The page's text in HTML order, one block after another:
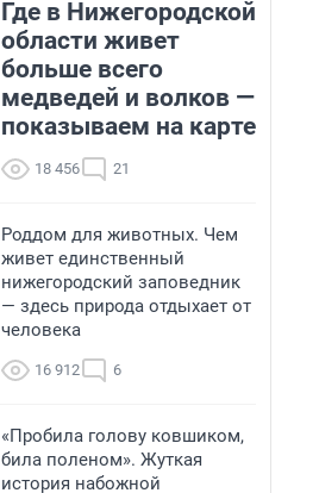
Где в Нижегородской
области живет
больше всего
медведей и волков —
показываем на карте
18 456 21
Роддом для животных. Чем
живет единственный
нижегородский заповедник
— здесь природа отдыхает от
человека
16 912 6
«Пробила голову ковшиком,
била поленом». Жуткая
история набожной